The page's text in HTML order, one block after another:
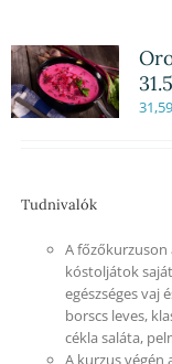
Tudnivalók
A
kóstoljátok
egészséges vaj
borscs leves,
cékla saláta,
A kurzus végén